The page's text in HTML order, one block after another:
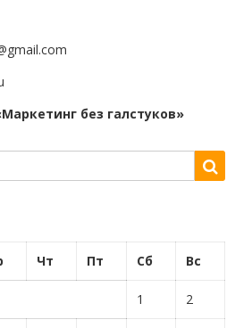
без галстуков»
Чт Пт Сб Вс
1 2